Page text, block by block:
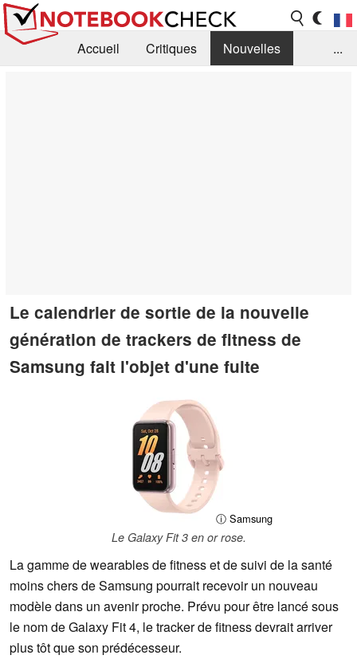
Accueil Critiques
Nouvelles
...
Le calendrier de sortie de la nouvelle
génération de trackers de fitness de
Samsung fait l'objet d'une fuite
ⓘ Samsung
Le Galaxy Fit 3 en or rose.
La gamme de wearables de fitness et de suivi de la santé
moins chers de Samsung pourrait recevoir un nouveau
modèle dans un avenir proche. Prévu pour être lancé sous
le nom de Galaxy Fit 4, le tracker de fitness devrait arriver
plus tôt que son prédécesseur.